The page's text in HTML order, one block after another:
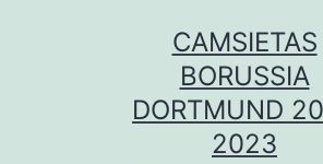
CAMSIETAS
BORUSSIA
DORTMUND
2023